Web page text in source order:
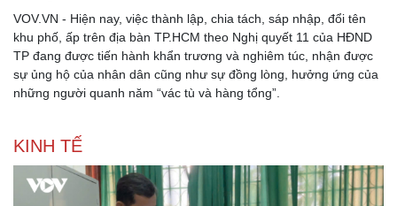
VOV.VN - Hiện nay, việc thành lập, chia tách, sáp nhập, đổi tên
khu phố, ấp trên địa bàn TP.HCM theo Nghị quyết 11 của HĐND
TP đang được tiến hành khẩn trương và nghiêm túc, nhận được
sự ủng hộ của nhân dân cũng như sự đồng lòng, hưởng ứng của
những người quanh năm “vác tù và hàng tổng”.
KINH TẾ